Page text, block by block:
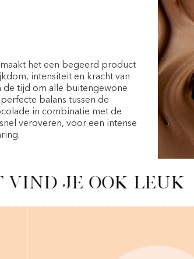
het een begeerd product
intensiteit en kracht van
de tijd om alle buitengewone
balans tussen de
in combinatie met de
veroveren, voor een intense
VIND JE OOK LEUK